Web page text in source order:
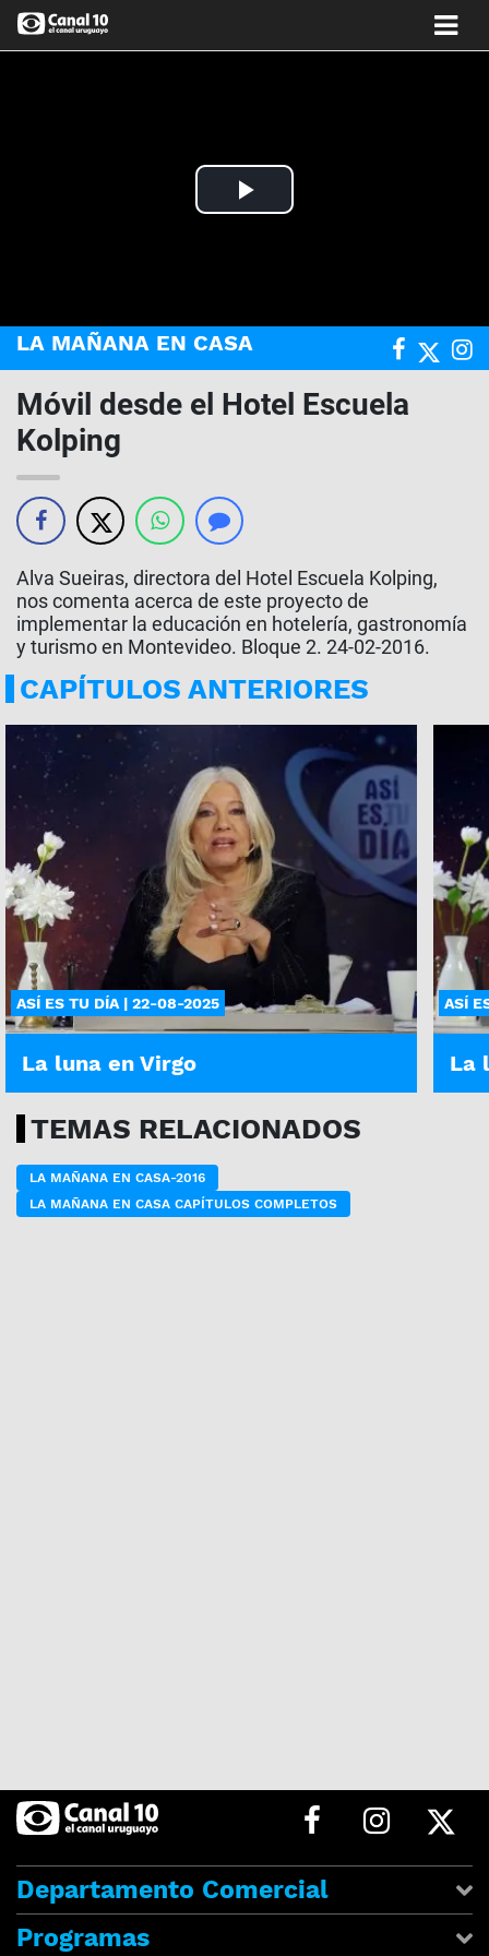
Play
LA MAÑANA EN CASA
Móvil desde el Hotel Escuela
Kolping
Alva Sueiras, directora del Hotel Escuela Kolping,
nos comenta acerca de este proyecto de
implementar la educación en hotelería, gastronomía
y turismo en Montevideo. Bloque 2. 24-02-2016.
CAPÍTULOS ANTERIORES
ASÍ ES TU DÍA | 22-08-2025
La luna en Virgo
ASÍ
La
TEMAS RELACIONADOS
LA MAÑANA EN CASA-2016
LA MAÑANA EN CASA CAPÍTULOS COMPLETOS
Departamento Comercial
Programas